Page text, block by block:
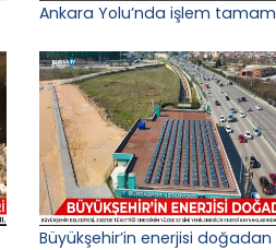
Ankara Yolu’nda işlem tamam
Büyükşehir’in enerjisi doğadan